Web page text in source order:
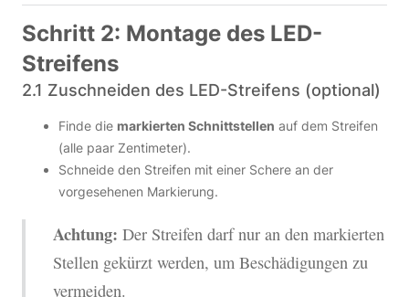
Schritt 2: Montage des LED-
Streifens
2.1 Zuschneiden des LED-Streifens (optional)
Finde die markierten Schnittstellen auf dem Streifen
(alle paar Zentimeter).
Schneide den Streifen mit einer Schere an der
vorgesehenen Markierung.
Achtung: Der Streifen darf nur an den markierten
Stellen gekürzt werden, um Beschädigungen zu
vermeiden.